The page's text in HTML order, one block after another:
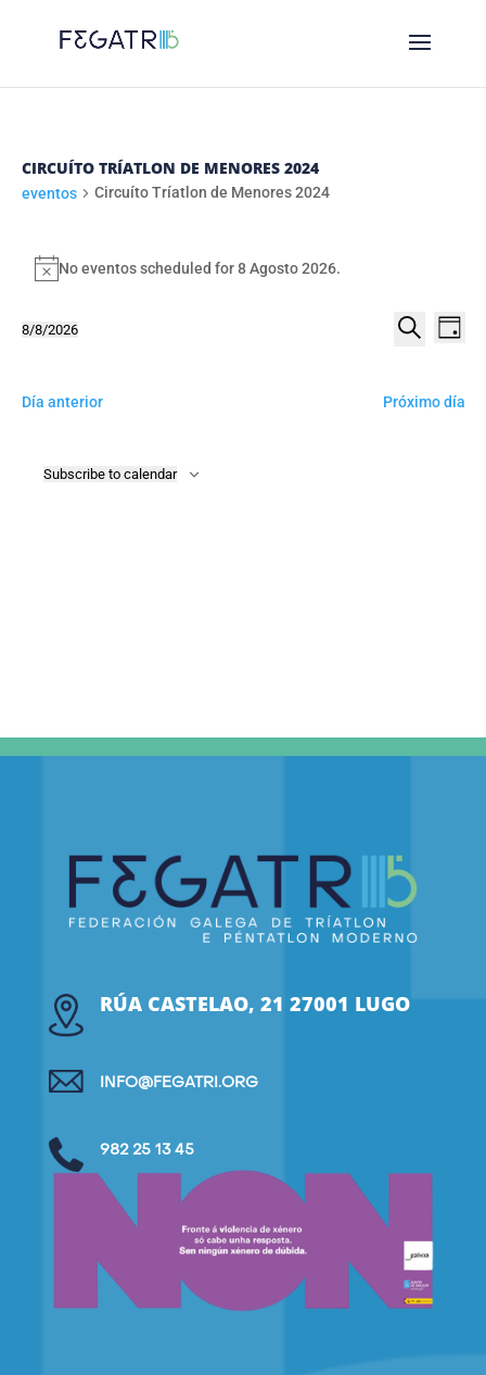
CIRCUÍTO TRÍATLON DE MENORES 2024
eventos Circuíto Tríatlon de Menores 2024
EVENTOS
FOR
AGOSTO
Notice
No eventos scheduled for 8 Agosto 2026.
DE
DE
Day
8/8/2026
Día anterior
Próximo día
Subscribe to calendar
RÚA CASTELAO, 21 27001 LUGO
INFO@FEGATRI.ORG
982 25 13 45